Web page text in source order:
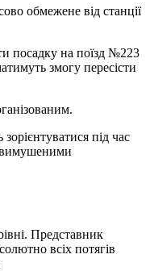
обмежене від станції
посадку на поїзд №223
змогу пересісти
під час
вимушеними
Представник
всіх потягів